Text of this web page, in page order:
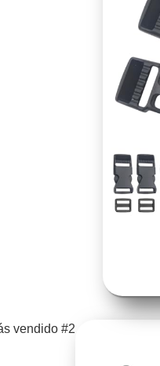
vendido #2